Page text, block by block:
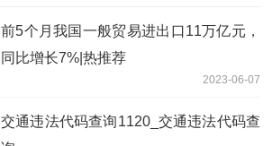
前5个月我国一般贸易进出口11万亿元，
同比增长7%|热推荐
2023-06-07
交通违法代码查询1120_交通违法代码查